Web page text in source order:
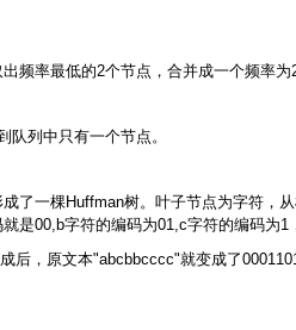
频率最低的2个节点，合并成一个频率
队列中只有一个节点。
了一棵Huffman树。叶子节点为字符，
是00,b字符的编码为01,c字符的编码为
后，原文本"abcbbcccc"就变成了